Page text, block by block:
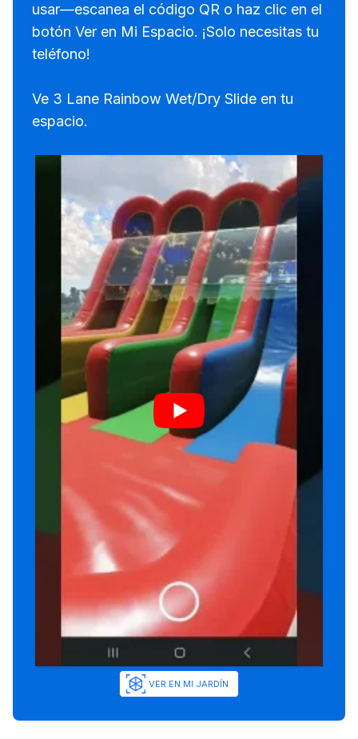
usar—escanea el código QR o haz clic en el
botón Ver en Mi Espacio. ¡Solo necesitas tu
teléfono!
Ve 3 Lane Rainbow Wet/Dry Slide en tu
espacio.
VER EN MI JARDÍN